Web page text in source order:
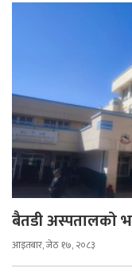
बैतडी अस्पतालको
आइतबार, जेठ १७, २०८३